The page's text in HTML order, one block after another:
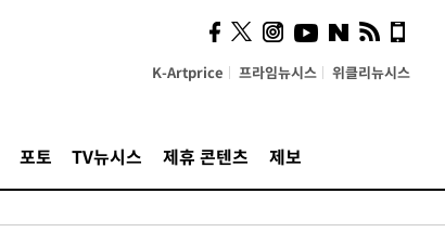
K-Artprice 프라임뉴시스 위클리뉴시스
포토 TV뉴시스 제휴 콘텐츠 제보
사이 해답 찾았죠"…알을
깨고 나온 '초자아'